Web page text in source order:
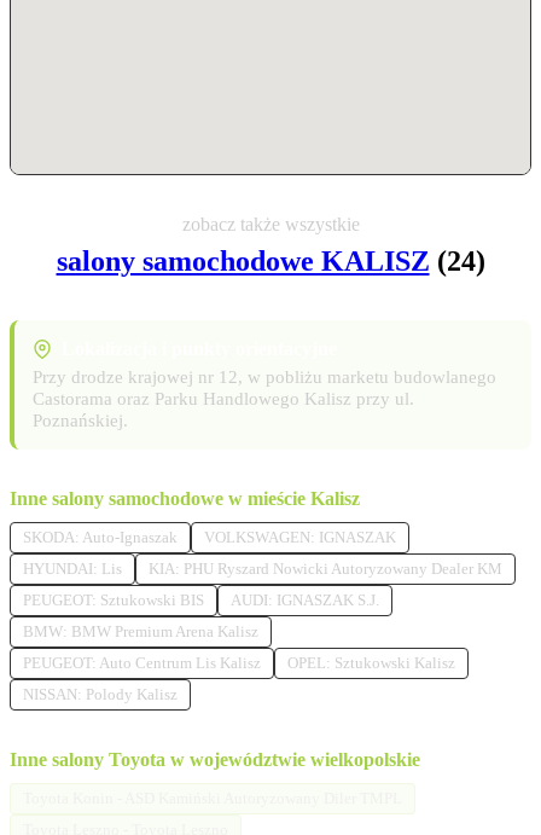
zobacz także wszystkie
salony samochodowe KALISZ (24)
Przy drodze krajowej nr 12, w pobliżu marketu budowlanego
Castorama oraz Parku Handlowego Kalisz przy ul.
Poznańskiej.
Inne salony samochodowe w mieście Kalisz
SKODA: Auto-Ignaszak
VOLKSWAGEN: IGNASZAK
HYUNDAI: Lis
KIA: PHU Ryszard Nowicki Autoryzowany Dealer KM
PEUGEOT: Sztukowski BIS
AUDI: IGNASZAK S.J.
BMW: BMW Premium Arena Kalisz
PEUGEOT: Auto Centrum Lis Kalisz
OPEL: Sztukowski Kalisz
NISSAN: Polody Kalisz
Inne salony Toyota w województwie wielkopolskie